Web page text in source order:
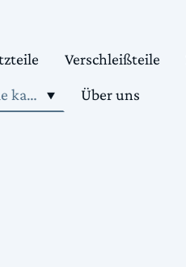
Verschleißteile
Shop motorradteile kaufen
Über uns